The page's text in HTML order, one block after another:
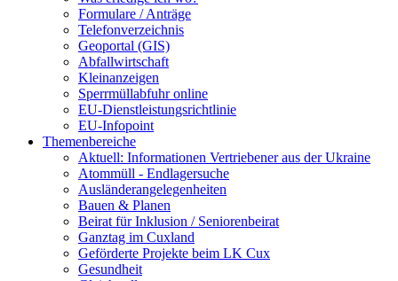
Formulare / Anträge
Telefonverzeichnis
Geoportal (GIS)
Abfallwirtschaft
Kleinanzeigen
Sperrmüllabfuhr online
EU-Dienstleistungsrichtlinie
EU-Infopoint
Themenbereiche
Aktuell: Informationen Vertriebener aus der Ukraine
Atommüll - Endlagersuche
Ausländerangelegenheiten
Bauen & Planen
Beirat für Inklusion / Seniorenbeirat
Ganztag im Cuxland
Geförderte Projekte beim LK Cux
Gesundheit